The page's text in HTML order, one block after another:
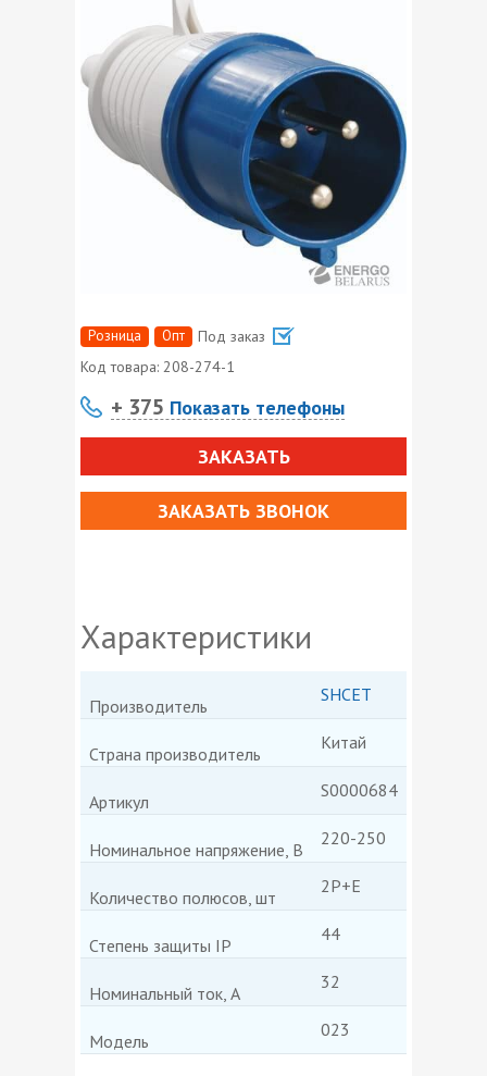
Розница Опт
Под заказ
Код товара: 208-274-1
+ 375 Показать телефоны
ЗАКАЗАТЬ
ЗАКАЗАТЬ ЗВОНОК
Характеристики
Производитель
SHCET
Страна производитель
Китай
Артикул
S0000684
Номинальное напряжение, В
220-250
Количество полюсов, шт
2P+E
Степень защиты IP
44
Номинальный ток, А
32
Модель
023